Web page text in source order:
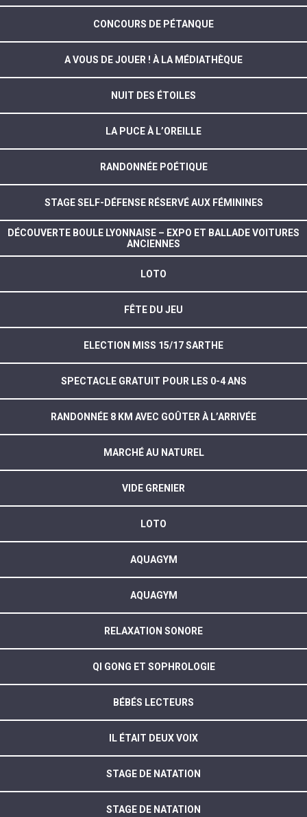
CONCOURS DE PÉTANQUE
A VOUS DE JOUER ! À LA MÉDIATHÈQUE
NUIT DES ÉTOILES
LA PUCE À L’OREILLE
RANDONNÉE POÉTIQUE
STAGE SELF-DÉFENSE RÉSERVÉ AUX FÉMININES
DÉCOUVERTE BOULE LYONNAISE – EXPO ET BALLADE VOITURES
ANCIENNES
LOTO
FÊTE DU JEU
ELECTION MISS 15/17 SARTHE
SPECTACLE GRATUIT POUR LES 0-4 ANS
RANDONNÉE 8 KM AVEC GOÛTER À L’ARRIVÉE
MARCHÉ AU NATUREL
VIDE GRENIER
LOTO
AQUAGYM
AQUAGYM
RELAXATION SONORE
QI GONG ET SOPHROLOGIE
BÉBÉS LECTEURS
IL ÉTAIT DEUX VOIX
STAGE DE NATATION
STAGE DE NATATION